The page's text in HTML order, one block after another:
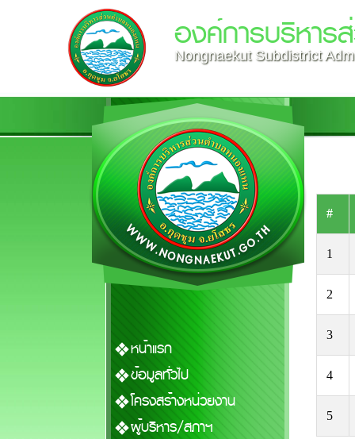
องค์การบริหาร
Nongnaekut Subdistrict
หน้าแรก
ข้อมูลทั่วไป
โครงสร้างหน่วยงาน
ผู้บริหาร/สภาฯ
#
1
2
3
4
5